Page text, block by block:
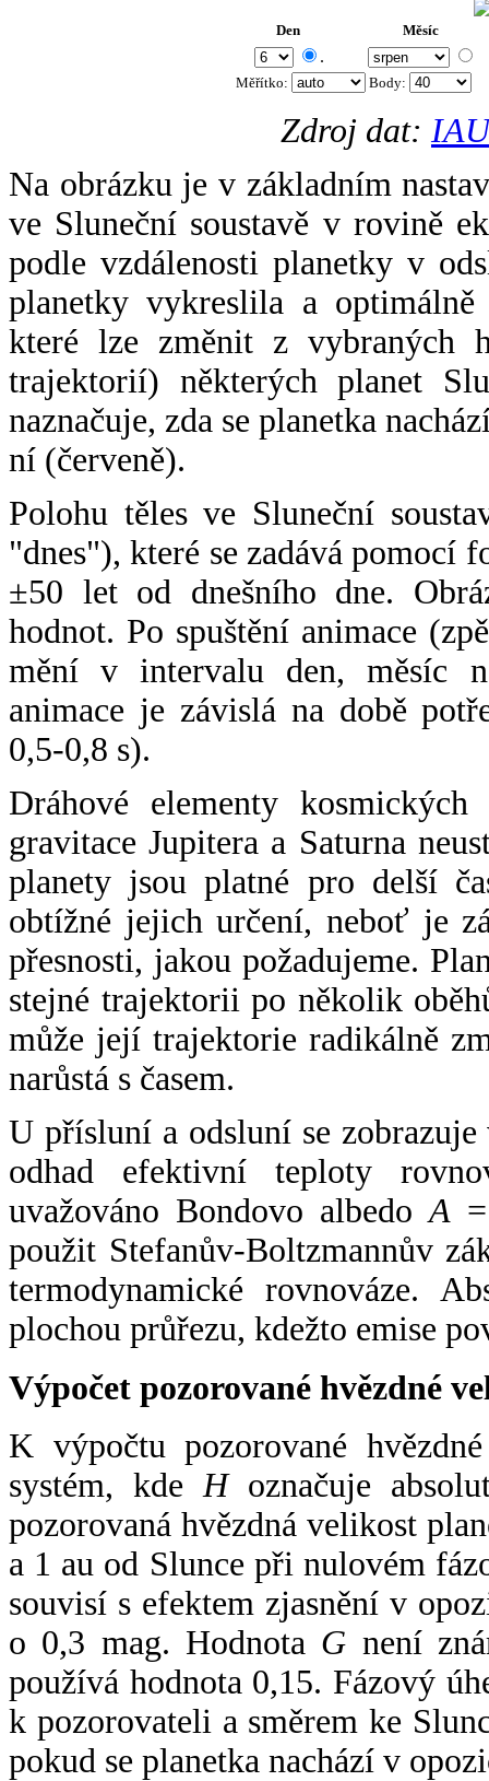
Den Měsíc
.
Měřítko: Body:
Zdroj dat:
Na obrázku je v základním
ve Sluneční soustavě v rovině
podle vzdálenosti planetky v
planetky vykreslila a
které lze změnit z vybraných
trajektorií) některých planet
naznačuje, zda se planetka
ní (červeně).
Polohu těles ve Sluneční
"dnes"), které se zadává pomocí
±50 let od dnešního dne.
hodnot. Po spuštění animace
mění v intervalu den, měsíc
animace je závislá na době
0,5-0,8 s).
Dráhové elementy
gravitace Jupitera a Saturna
planety jsou platné pro delší
obtížné jejich určení, neboť je
přesnosti, jakou požadujeme.
stejné trajektorii po několik
může její trajektorie radikálně
narůstá s časem.
U přísluní a odsluní se
odhad efektivní teploty
uvažováno Bondovo albedoA
použit Stefanův-Boltzmannův
termodynamické rovnováze.
plochou průřezu, kdežto emise
Výpočet pozorované hvězdné
K výpočtu pozorované
systém, kde Hoznačuje
pozorovaná hvězdná velikost
a 1 au od Slunce při nulovém
souvisí s efektem zjasnění v
o 0,3 mag. Hodnota G není
používá hodnota 0,15. Fázový
k pozorovateli a směrem ke
pokud se planetka nachází v